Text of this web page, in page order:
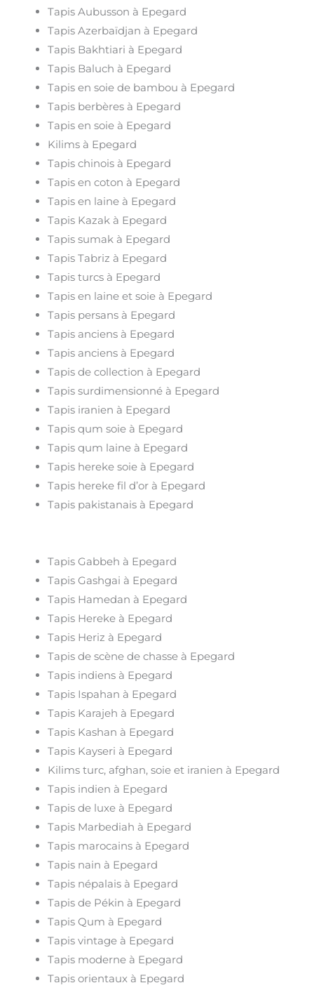
Tapis Aubusson à Epegard
Tapis Azerbaïdjan à Epegard
Tapis Bakhtiari à Epegard
Tapis Baluch à Epegard
Tapis en soie de bambou à Epegard
Tapis berbères à Epegard
Tapis en soie à Epegard
Kilims à Epegard
Tapis chinois à Epegard
Tapis en coton à Epegard
Tapis en laine à Epegard
Tapis Kazak à Epegard
Tapis sumak à Epegard
Tapis Tabriz à Epegard
Tapis turcs à Epegard
Tapis en laine et soie à Epegard
Tapis persans à Epegard
Tapis anciens à Epegard
Tapis anciens à Epegard
Tapis de collection à Epegard
Tapis surdimensionné à Epegard
Tapis iranien à Epegard
Tapis qum soie à Epegard
Tapis qum laine à Epegard
Tapis hereke soie à Epegard
Tapis hereke fil d’or à Epegard
Tapis pakistanais à Epegard
Tapis Gabbeh à Epegard
Tapis Gashgai à Epegard
Tapis Hamedan à Epegard
Tapis Hereke à Epegard
Tapis Heriz à Epegard
Tapis de scène de chasse à Epegard
Tapis indiens à Epegard
Tapis Ispahan à Epegard
Tapis Karajeh à Epegard
Tapis Kashan à Epegard
Tapis Kayseri à Epegard
Kilims turc, afghan, soie et iranien à Epegard
Tapis indien à Epegard
Tapis de luxe à Epegard
Tapis Marbediah à Epegard
Tapis marocains à Epegard
Tapis nain à Epegard
Tapis népalais à Epegard
Tapis de Pékin à Epegard
Tapis Qum à Epegard
Tapis vintage à Epegard
Tapis moderne à Epegard
Tapis orientaux à Epegard